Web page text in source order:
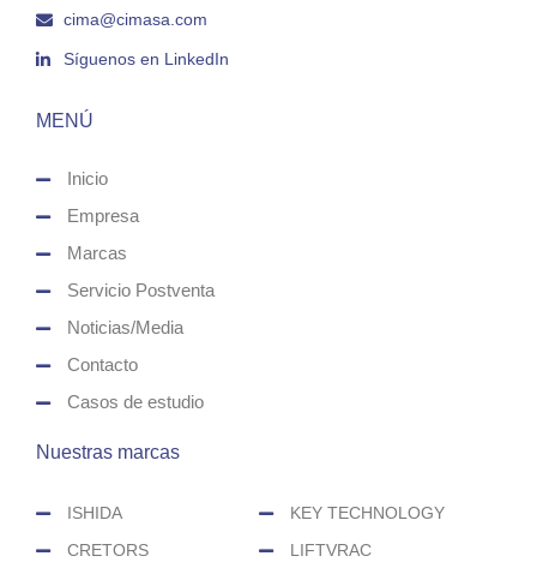
cima@cimasa.com
Síguenos en LinkedIn
MENÚ
Inicio
Empresa
Marcas
Servicio Postventa
Noticias/Media
Contacto
Casos de estudio
Nuestras marcas
ISHIDA
CRETORS
KEY TECHNOLOGY
LIFTVRAC